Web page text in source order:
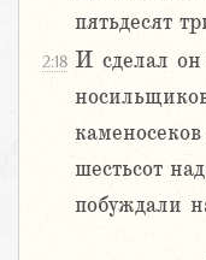
пятьдесят
2:18 И сделал он
шестьсот
побуждали